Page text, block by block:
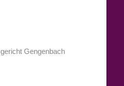
Gengenbach